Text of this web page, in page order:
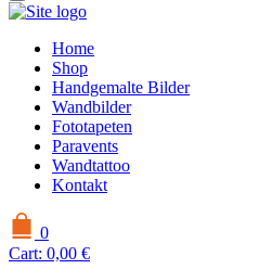
Home
Shop
Handgemalte Bilder
Wandbilder
Fototapeten
Paravents
Wandtattoo
Kontakt
0
Cart: 0,00 €